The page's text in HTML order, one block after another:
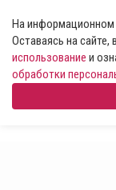
На информационном
Оставаясь на
использование и
обработки